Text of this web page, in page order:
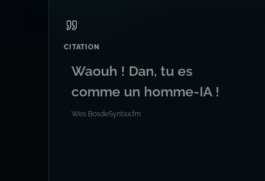
CITATION
Waouh ! Dan, tu es
comme un homme-IA !
Wes BosdeSyntax.fm